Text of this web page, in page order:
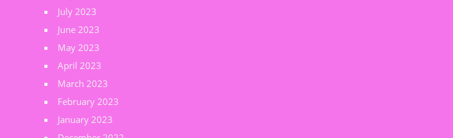
July 2023
June 2023
May 2023
April 2023
March 2023
February 2023
January 2023